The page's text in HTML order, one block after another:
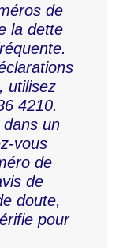
de
la dette
utilisez
4210.
un
vous
de
de
doute,
pour